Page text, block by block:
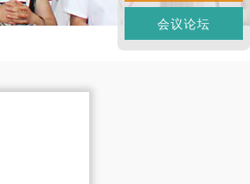
会议论坛